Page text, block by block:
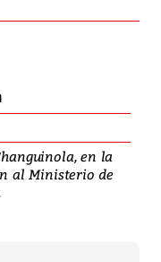
en la
al Ministerio de